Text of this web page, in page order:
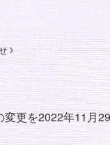
更を2022年11月